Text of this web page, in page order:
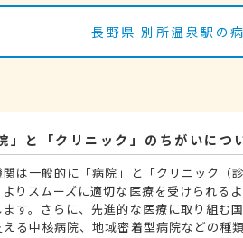
長野県 別所温泉駅の
」と「クリニック」のちがいにつ
関は一般的に「病院」と「クリニック（
よりスムーズに適切な医療を受けられる
ます。さらに、先進的な医療に取り組む
る中核病院、地域密着型病院などの種類